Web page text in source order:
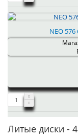
NEO 576
Литые диски -